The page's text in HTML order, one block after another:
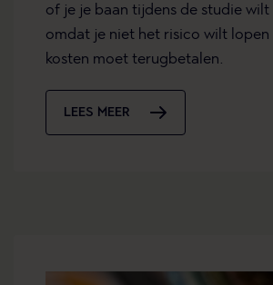
of je je baan tijdens de studie
omdat je niet het risico wilt lopen
kosten moet terugbetalen.
LEES MEER